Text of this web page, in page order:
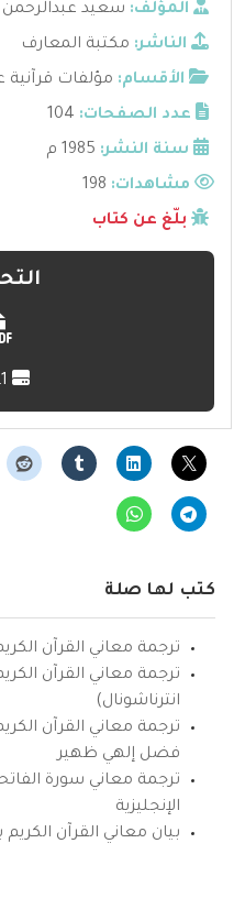
المؤلف: سعيد عبدالرحمن
الناشر: مكتبة المعارف
الأقسام: مؤلفات قرآنية
عدد الصفحات: 104
سنة النشر: 1985 م
مشاهدات:
بلّغ عن كتاب
كتب لها صلة
ترجمة معاني القرآن
ترجمة معاني القرآن
انترناشونال)
ترجمة معاني القرآن
فضل إلهي ظهير
ترجمة معاني سورة
الإنجليزية
بيان معاني القرآن الكريم